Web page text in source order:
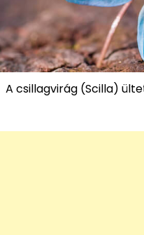
A csillagvirág (Scilla)